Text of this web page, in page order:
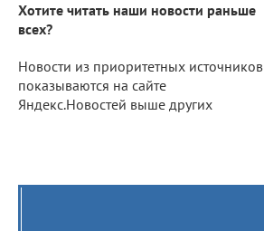
Хотите читать наши новости раньше
всех?
Новости из приоритетных источников
показываются на сайте
Яндекс.Новостей выше других